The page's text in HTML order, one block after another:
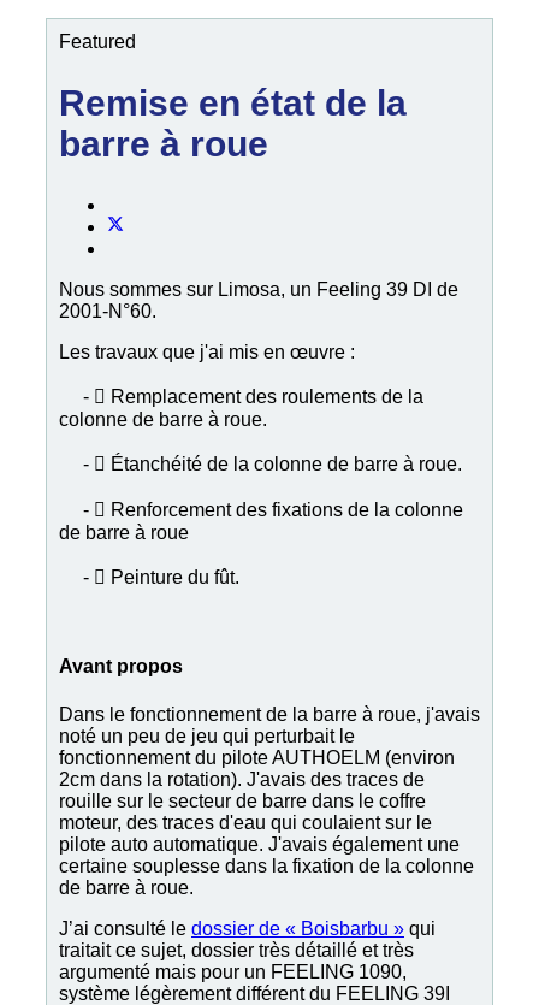
Featured
Remise en état de la
barre à roue
Nous sommes sur Limosa, un Feeling 39 DI de
2001-N°60.
Les travaux que j'ai mis en œuvre :
-  Remplacement des roulements de la
colonne de barre à roue.
-  Étanchéité de la colonne de barre à roue.
-  Renforcement des fixations de la colonne
de barre à roue
-  Peinture du fût.
Avant propos
Dans le fonctionnement de la barre à roue, j'avais
noté un peu de jeu qui perturbait le
fonctionnement du pilote AUTHOELM (environ
2cm dans la rotation). J'avais des traces de
rouille sur le secteur de barre dans le coffre
moteur, des traces d'eau qui coulaient sur le
pilote auto automatique. J'avais également une
certaine souplesse dans la fixation de la colonne
de barre à roue.
J’ai consulté le dossier de « Boisbarbu » qui
traitait ce sujet, dossier très détaillé et très
argumenté mais pour un FEELING 1090,
système légèrement différent du FEELING 39I